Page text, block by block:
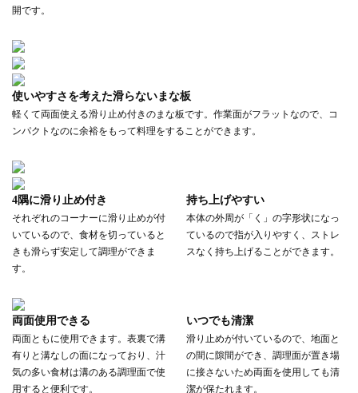
開です。
使いやすさを考えた滑らないまな板
軽くて両面使える滑り止め付きのまな板です。作業面がフラットなので、コ
ンパクトなのに余裕をもって料理をすることができます。
4隅に滑り止め付き
それぞれのコーナーに滑り止めが付
いているので、食材を切っていると
きも滑らず安定して調理ができま
す。
持ち上げやすい
本体の外周が「く」の字形状になっ
ているので指が入りやすく、ストレ
スなく持ち上げることができます。
両面使用できる
両面ともに使用できます。表裏で溝
有りと溝なしの面になっており、汁
気の多い食材は溝のある調理面で使
用すると便利です。
いつでも清潔
滑り止めが付いているので、地面と
の間に隙間ができ、調理面が置き場
に接さないため両面を使用しても清
潔が保たれます。